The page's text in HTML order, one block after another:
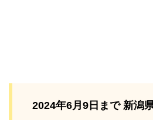
2024年6月9日まで 新潟